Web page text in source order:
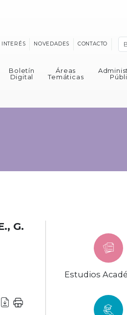
NOVEDADES CONTACTO
Boletín
Digital
Áreas
Temáticas
G.
Estudios